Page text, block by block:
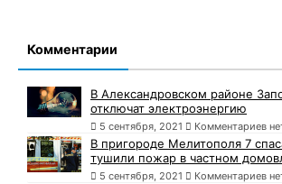
Комментарии
В Александровском районе
отключат электроэнергию
5 сентября, 2021 Комментариев
В пригороде Мелитополя 7
тушили пожар в частном
5 сентября, 2021 Комментариев